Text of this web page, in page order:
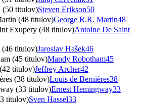
(50 titulov)Steven Erikson50
(48 titulov)George R.R. Martin48
Exupery (48 titulov)Antoine De Saint
(46 titulov)Jaroslav Hašek46
(45 titulov)Mandy Robotham45
titulov)Jeffrey Archer42
(38 titulov)Louis de Bernières38
(33 titulov)Ernest Hemingway33
titulov)Sven Hassel33